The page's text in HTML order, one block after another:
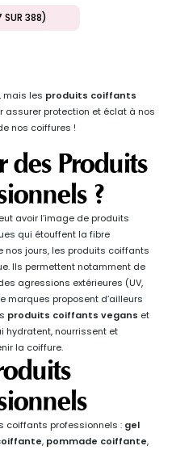
(27 SUR 388)
mais les produits coiffants
assurer protection et éclat à nos
nos coiffures !
des Produits
?
avoir l’image de produits
qui étouffent la fibre
nos jours, les produits coiffants
Ils permettent notamment de
agressions extérieures (UV,
marques proposent d’ailleurs
produits coiffants vegans et
hydratent, nourrissent et
la coiffure.
coiffants professionnels : gel
, pommade coiffante,